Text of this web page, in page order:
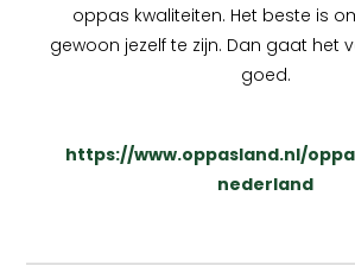
oppas kwaliteiten. Het beste is
gewoon jezelf te zijn. Dan gaat het
goed.
https://www.oppasland.nl/
nederland